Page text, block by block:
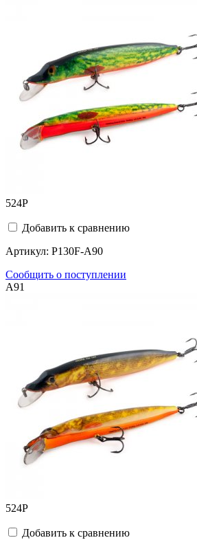
524Р
Добавить к сравнению
Артикул: P130F-A90
Сообщить о поступлении
A91
524Р
Добавить к сравнению